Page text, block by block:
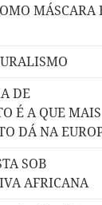
MÁSCARA
DE
É A QUE MAIS
DÁ NA
SOB
AFRICANA